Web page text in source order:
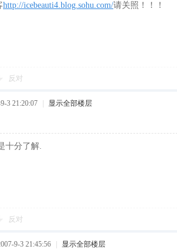
http://icebeauti4.blog.sohu.com/请关照！！！
反对
3 21:20:07 显示全部楼层
十分了解.
反对
9-3 21:45:56 显示全部楼层